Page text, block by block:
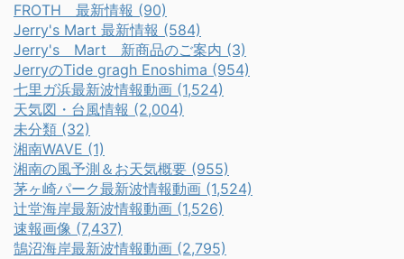
FROTH 最新情報 (90)
Jerry's Mart 最新情報 (584)
Jerry's Mart 新商品のご案内 (3)
JerryのTide gragh Enoshima (954)
七里ガ浜最新波情報動画 (1,524)
天気図・台風情報 (2,004)
未分類 (32)
湘南WAVE (1)
湘南の風予測＆お天気概要 (955)
茅ヶ崎パーク最新波情報動画 (1,524)
辻堂海岸最新波情報動画 (1,526)
速報画像 (7,437)
鵠沼海岸最新波情報動画 (2,795)